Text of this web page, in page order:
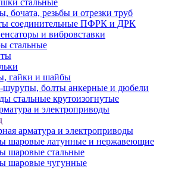
стальные
бочата, резьбы и отрезки труб
соединительные ПФРК и ДРК
и вибровставки
стальные
гайки и шайбы
шурупы, болты анкерные и дюбели
стальные крутоизогнутые
и электроприводы
арматура и электроприводы
шаровые латунные и нержавеющие
шаровые стальные
шаровые чугунные